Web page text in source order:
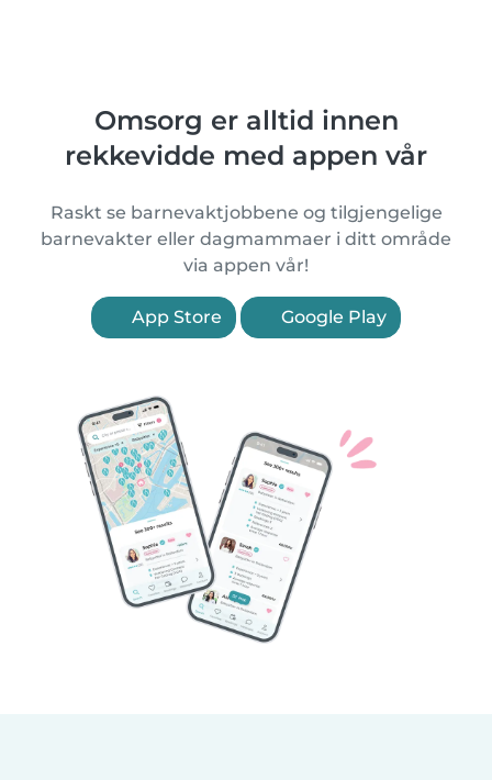
Omsorg er alltid innen
rekkevidde med appen vår
Raskt se barnevaktjobbene og tilgjengelige
barnevakter eller dagmammaer i ditt område
via appen vår!
App Store Google Play